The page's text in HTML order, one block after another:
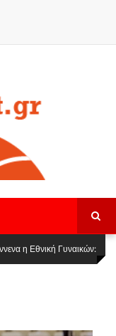
Women Basketball
η Εθνική Γυναικών: